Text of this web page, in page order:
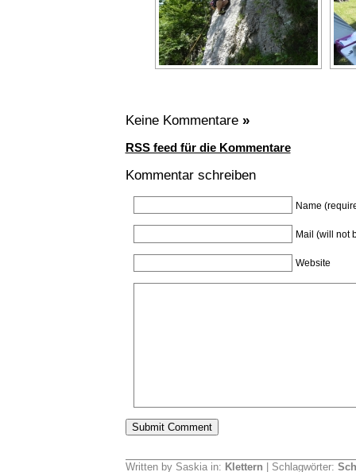
Keine Kommentare »
RSS feed für die Kommentare
Kommentar schreiben
Name
Mail (will not
Website
Written by Saskia in: Klettern | Schlagwörter: